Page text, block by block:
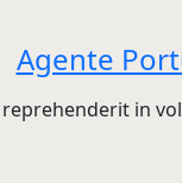
Agente
in